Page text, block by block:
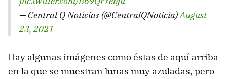
— Central Q Noticias (@CentralQNoticia)August
23, 2021
Hay algunas imágenes como éstas de aquí arriba
en la que se muestran lunas muy azuladas, pero